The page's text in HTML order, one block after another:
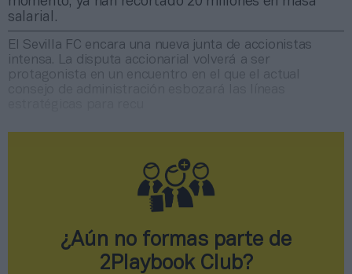
salarial.
El Sevilla FC encara una nueva junta de accionistas
intensa. La disputa accionarial volverá a ser
protagonista en un encuentro en el que el actual
¿Aún no formas parte de
2Playbook Club?